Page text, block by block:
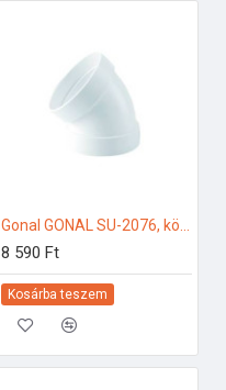
8 590 Ft
Kosárba teszem